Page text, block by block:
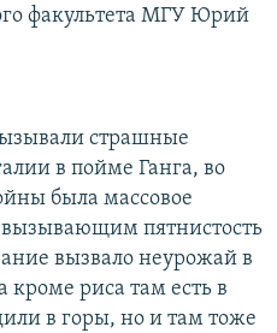
факультета МГУ Юрий
страшные
в пойме Ганга, во
была массовое
пятнистость
вызвало неурожай в
кроме риса там есть в
в горы, но и там тоже